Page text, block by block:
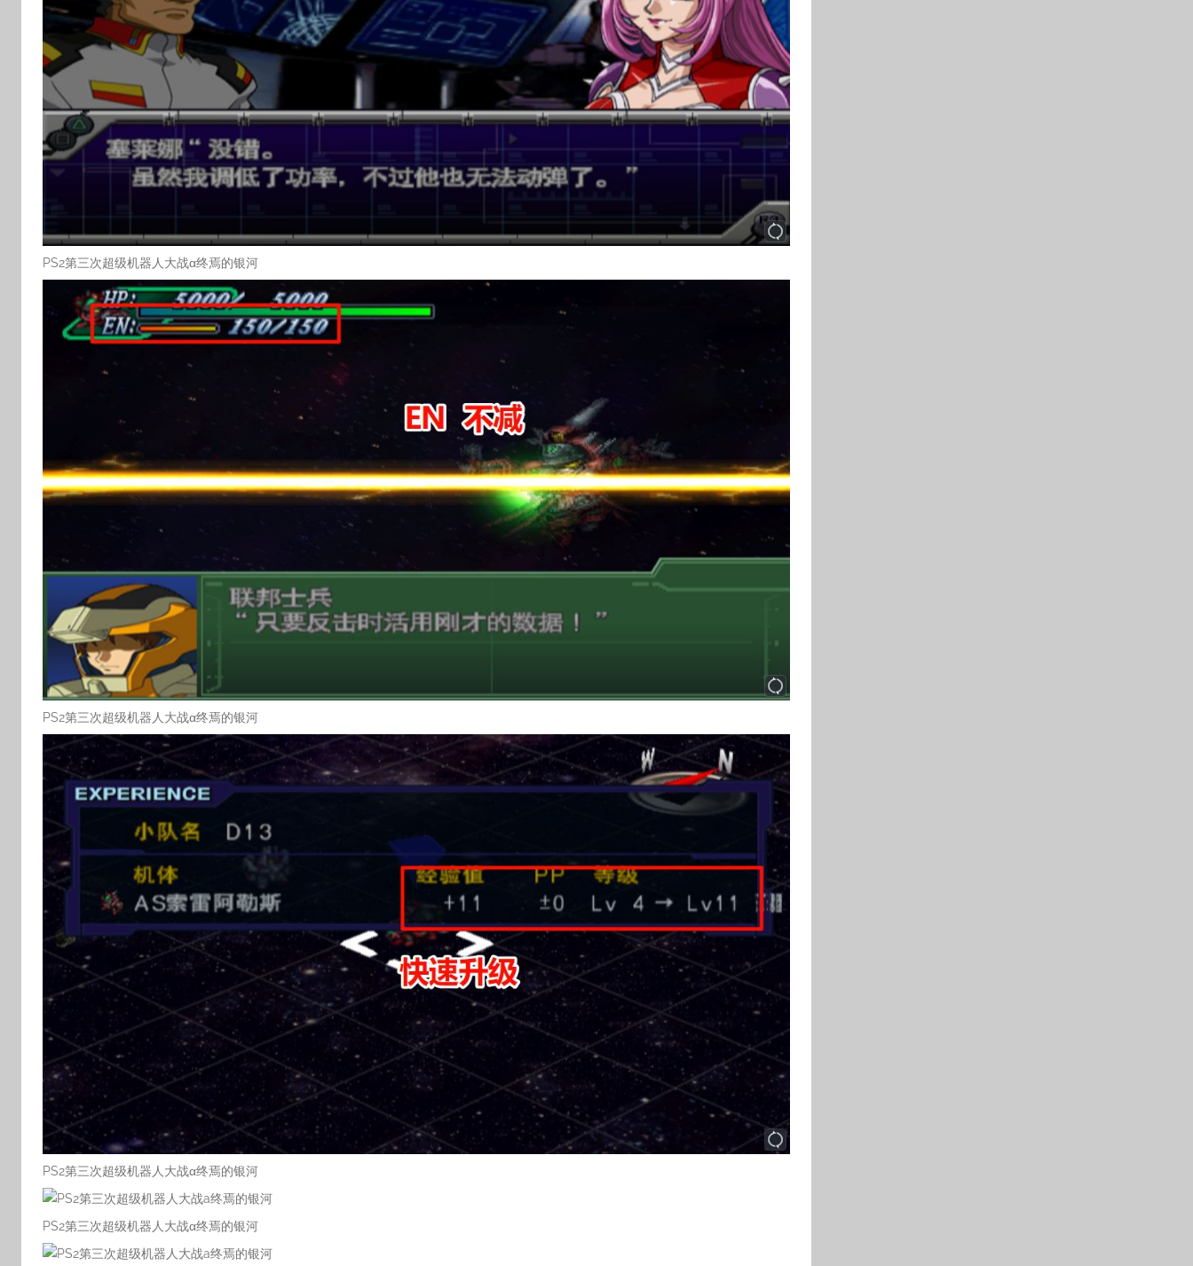
PS2第三次超级机器人大战α终焉的银河
PS2第三次超级机器人大战α终焉的银河
PS2第三次超级机器人大战α终焉的银河
PS2第三次超级机器人大战α终焉的银河